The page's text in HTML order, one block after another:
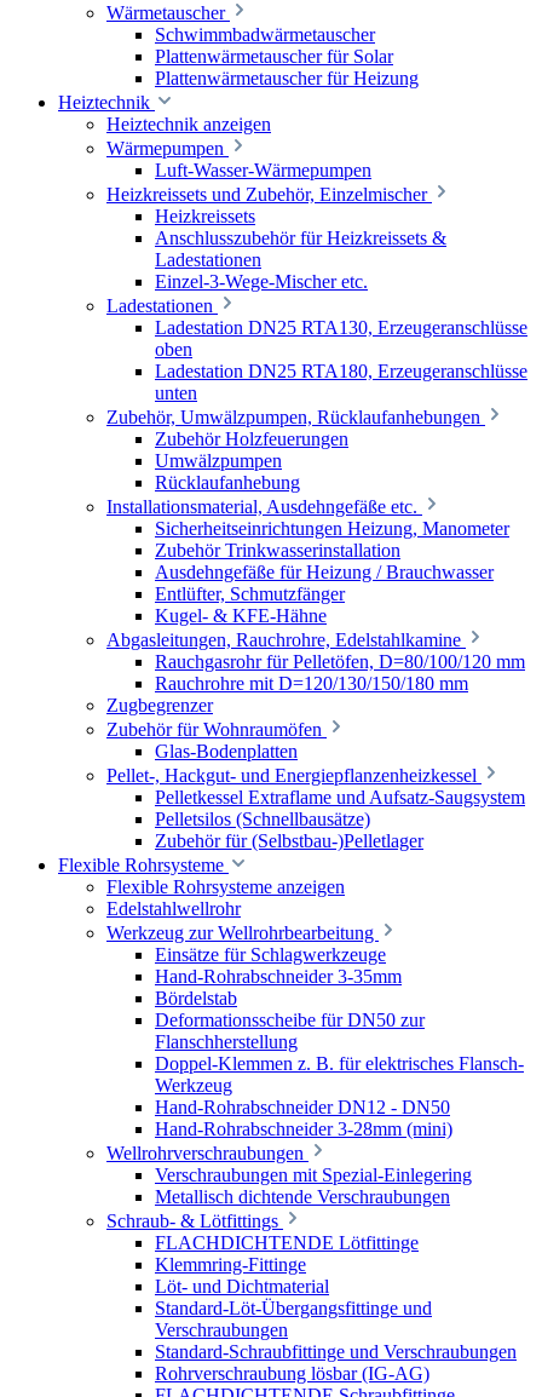
Wärmetauscher
Schwimmbadwärmetauscher
Plattenwärmetauscher für Solar
Plattenwärmetauscher für Heizung
Heiztechnik
Heiztechnik anzeigen
Wärmepumpen
Luft-Wasser-Wärmepumpen
Heizkreissets und Zubehör, Einzelmischer
Heizkreissets
Anschlusszubehör für Heizkreissets &
Ladestationen
Einzel-3-Wege-Mischer etc.
Ladestationen
Ladestation DN25 RTA130, Erzeugeranschlüsse
oben
Ladestation DN25 RTA180, Erzeugeranschlüsse
unten
Zubehör, Umwälzpumpen, Rücklaufanhebungen
Zubehör Holzfeuerungen
Umwälzpumpen
Rücklaufanhebung
Installationsmaterial, Ausdehngefäße etc.
Sicherheitseinrichtungen Heizung, Manometer
Zubehör Trinkwasserinstallation
Ausdehngefäße für Heizung / Brauchwasser
Entlüfter, Schmutzfänger
Kugel- & KFE-Hähne
Abgasleitungen, Rauchrohre, Edelstahlkamine
Rauchgasrohr für Pelletöfen, D=80/100/120 mm
Rauchrohre mit D=120/130/150/180 mm
Zugbegrenzer
Zubehör für Wohnraumöfen
Glas-Bodenplatten
Pellet-, Hackgut- und Energiepflanzenheizkessel
Pelletkessel Extraflame und Aufsatz-Saugsystem
Pelletsilos (Schnellbausätze)
Zubehör für (Selbstbau-)Pelletlager
Flexible Rohrsysteme
Flexible Rohrsysteme anzeigen
Edelstahlwellrohr
Werkzeug zur Wellrohrbearbeitung
Einsätze für Schlagwerkzeuge
Hand-Rohrabschneider 3-35mm
Bördelstab
Deformationsscheibe für DN50 zur
Flanschherstellung
Doppel-Klemmen z. B. für elektrisches Flansch-
Werkzeug
Hand-Rohrabschneider DN12 - DN50
Hand-Rohrabschneider 3-28mm (mini)
Wellrohrverschraubungen
Verschraubungen mit Spezial-Einlegering
Metallisch dichtende Verschraubungen
Schraub- & Lötfittings
FLACHDICHTENDE Lötfittinge
Klemmring-Fittinge
Löt- und Dichtmaterial
Standard-Löt-Übergangsfittinge und
Verschraubungen
Standard-Schraubfittinge und Verschraubungen
Rohrverschraubung lösbar (IG-AG)